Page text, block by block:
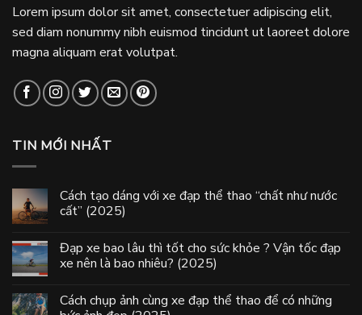
Lorem ipsum dolor sit amet, consectetuer adipiscing elit,
sed diam nonummy nibh euismod tincidunt ut laoreet dolore
magna aliquam erat volutpat.
TIN MỚI NHẤT
Cách tạo dáng với xe đạp thể thao “chất như nước
cất” (2025)
Đạp xe bao lâu thì tốt cho sức khỏe ? Vận tốc đạp
xe nên là bao nhiêu? (2025)
Cách chụp ảnh cùng xe đạp thể thao để có những